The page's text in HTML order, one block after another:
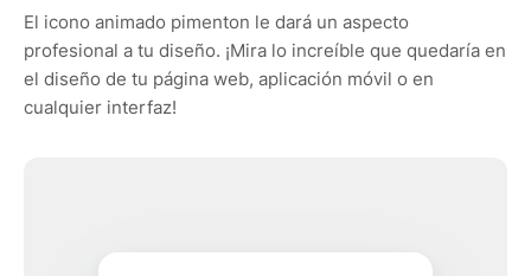
El icono animado pimenton le dará un aspecto
profesional a tu diseño. ¡Mira lo increíble que quedaría en
el diseño de tu página web, aplicación móvil o en
cualquier interfaz!